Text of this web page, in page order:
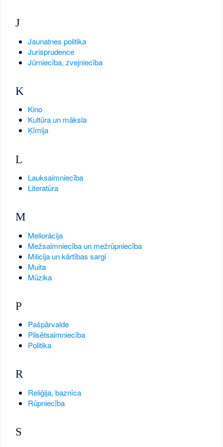
J
Jaunatnes politika
Jurisprudence
Jūrniecība, zvejniecība
K
Kino
Kultūra un māksla
Ķīmija
L
Lauksaimniecība
Literatūra
M
Meliorācija
Mežsaimniecība un mežrūpniecība
Milicija un kārtības sargi
Muita
Mūzika
P
Pašpārvalde
Pilsētsaimniecība
Politika
R
Reliģija, baznīca
Rūpniecība
S